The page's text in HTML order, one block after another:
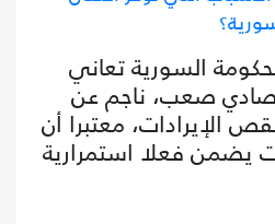
السورية تعاني
صعب، ناجم عن
الإيرادات، معتبرا أن
يضمن فعلا استمرارية